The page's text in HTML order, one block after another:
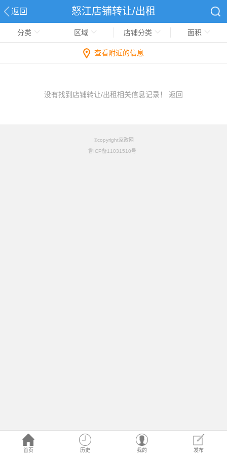
返回 怒江店铺转让/出租
首页 历史 我的 发布
分类 区域 店铺分类 面积
查看附近的信息
没有找到店铺转让/出租相关信息记录！ 返回
©copyright家政网
鲁ICP备11031510号